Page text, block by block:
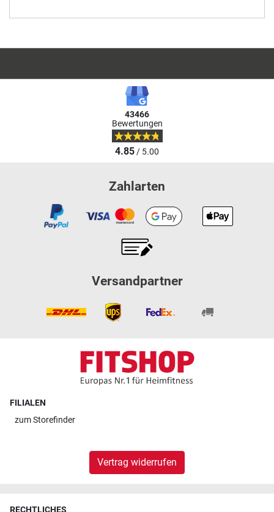
43466
Bewertungen
4.85/ 5.00
Zahlarten
Versandpartner
FILIALEN
zumStorefinder
Vertrag widerrufen
RECHTLICHES